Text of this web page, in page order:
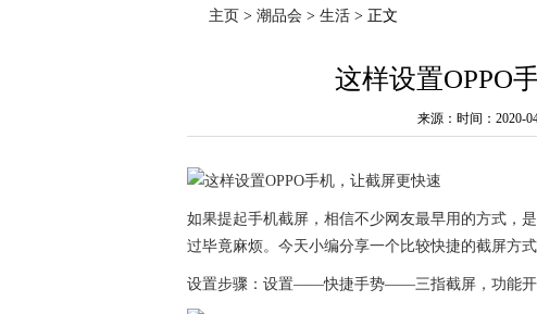
主页 > 潮品会 > 生活 > 正文
这样设置OPPO
来源：时间：2020-
如果提起手机截屏，相信不少网友最早用的方式，
过毕竟麻烦。今天小编分享一个比较快捷的截屏方式
设置步骤：设置——快捷手势——三指截屏，功能开